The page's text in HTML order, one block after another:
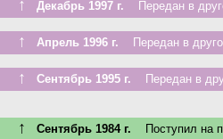
↑ Декабрь 1997 г. Передан в
↑ Апрель 1996 г. Передан в
↑ Сентябрь 1995 г. Передан в
↑ Сентябрь 1984 г. Поступил на